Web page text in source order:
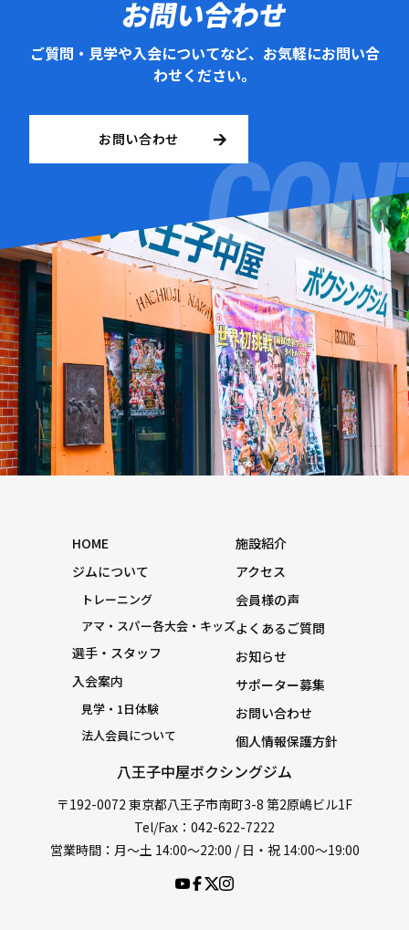
お問い合わせ
ご質問・見学や入会についてなど、お気軽にお問い合
わせください。
お問い合わせ
八王子中屋ボクシングジム
〒192-0072 東京都八王子市南町3-8 第2原嶋ビル1F
Tel/Fax：042-622-7222
営業時間：月〜土 14:00〜22:00 / 日・祝 14:00〜19:00
HOME
ジムについて
トレーニング
アマ・スパー各大会・キッズ
選手・スタッフ
入会案内
見学・1日体験
法人会員について
施設紹介
アクセス
会員様の声
よくあるご質問
お知らせ
サポーター募集
お問い合わせ
個人情報保護方針